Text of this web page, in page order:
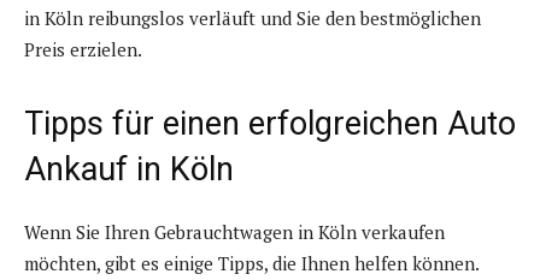
in Köln reibungslos verläuft und Sie den bestmöglichen
Preis erzielen.
Tipps für einen erfolgreichen Auto
Ankauf in Köln
Wenn Sie Ihren Gebrauchtwagen in Köln verkaufen
möchten, gibt es einige Tipps, die Ihnen helfen können.